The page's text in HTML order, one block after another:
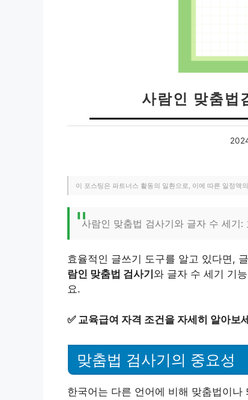
사람인 맞춤법
이 포스팅은 파트너스 활동의 일환으로, 이에 따른 일정액
사람인 맞춤법 검사기와 글자 수 세기:
효율적인 글쓰기 도구를 알고 있다면,
람인 맞춤법 검사기 와 글자 수 세기 기
요.
✅ 교육급여 자격 조건을 자세히 알아보
맞춤법 검사기의 중요성
한국어는 다른 언어에 비해 맞춤법이